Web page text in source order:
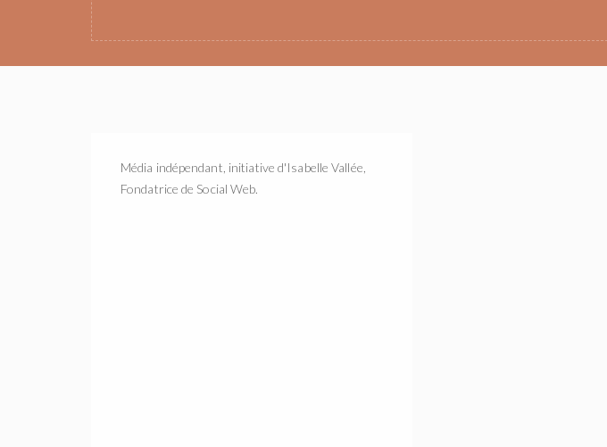
Média indépendant, initiative d'Isabelle Vallée,
Fondatrice de Social Web.